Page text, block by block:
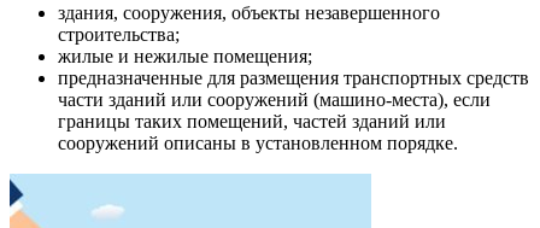
здания, сооружения, объекты незавершенного
строительства;
жилые и нежилые помещения;
предназначенные для размещения транспортных средств
части зданий или сооружений (машино-места), если
границы таких помещений, частей зданий или
сооружений описаны в установленном порядке.